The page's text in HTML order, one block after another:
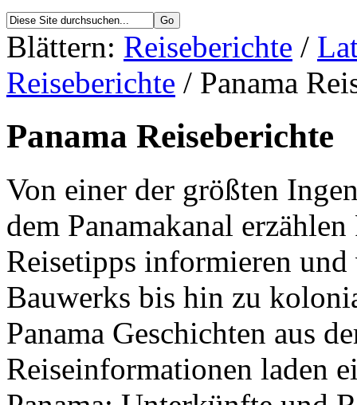
Blättern: Reiseberichte /
Reiseberichte / Panama
Panama Reiseberichte
Von einer der größten
dem Panamakanal
Reisetipps informieren
Bauwerks bis hin zu
Panama Geschichten aus
Reiseinformationen laden